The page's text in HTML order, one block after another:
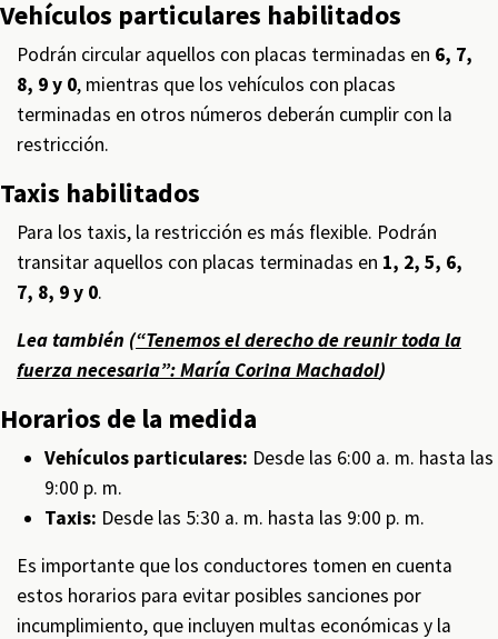
Vehículos particulares habilitados
Podrán circular aquellos con placas terminadas en 6, 7,
8, 9 y 0, mientras que los vehículos con placas
terminadas en otros números deberán cumplir con la
restricción.
Taxis habilitados
Para los taxis, la restricción es más flexible. Podrán
transitar aquellos con placas terminadas en 1, 2, 5, 6,
7, 8, 9 y 0.
Lea también (“Tenemos el derecho de reunir toda la
fuerza necesaria”: María Corina MachadoI)
Horarios de la medida
Vehículos particulares: Desde las 6:00 a. m. hasta las
9:00 p. m.
Taxis: Desde las 5:30 a. m. hasta las 9:00 p. m.
Es importante que los conductores tomen en cuenta
estos horarios para evitar posibles sanciones por
incumplimiento, que incluyen multas económicas y la